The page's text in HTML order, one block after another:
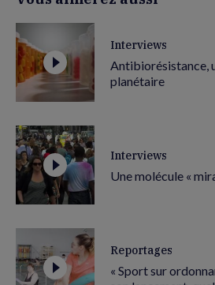
Interviews
Antibiorésistance,
planétaire
Interviews
Une molécule «
Reportages
« Sport sur